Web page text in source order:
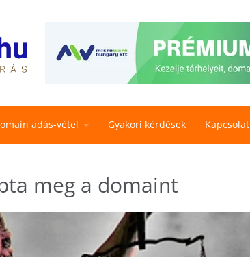
adás-vétel Gyakori kérdések Kapcsolat
meg a domaint